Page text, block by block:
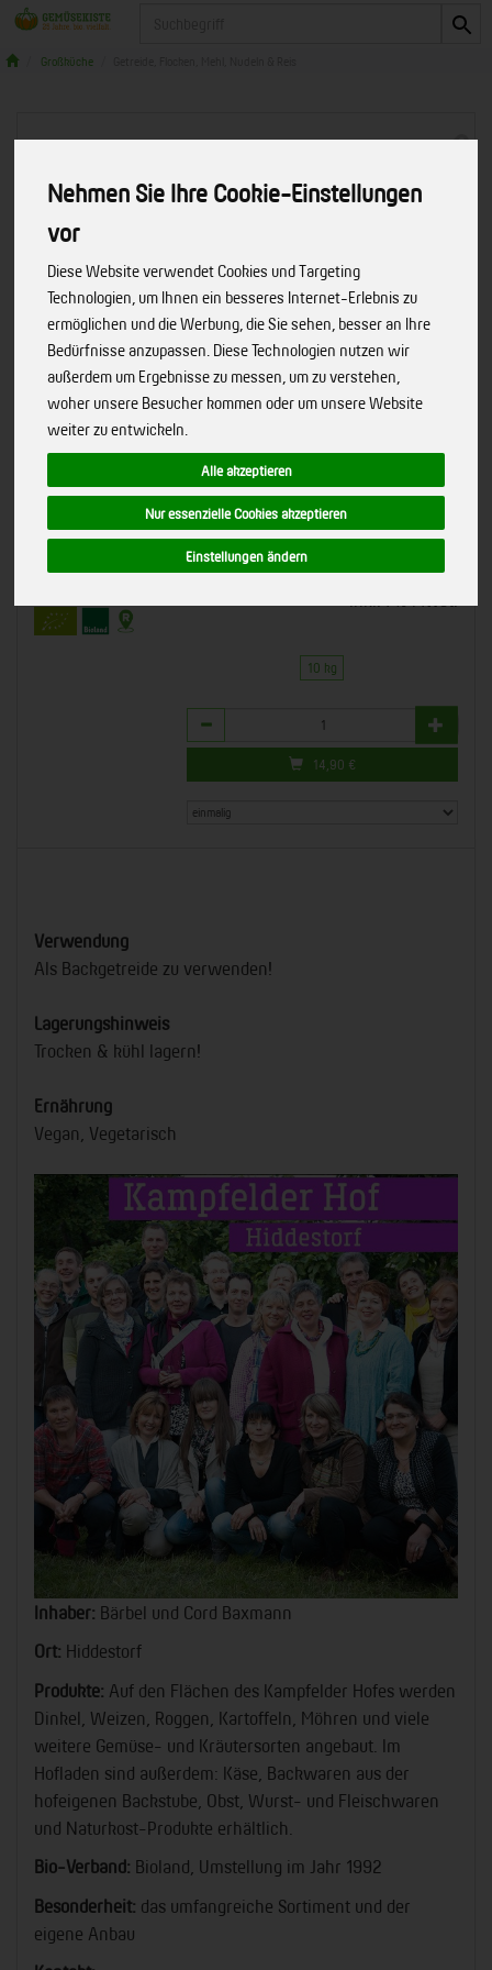
Nehmen Sie Ihre Cookie-Einstellungen
vor
Diese Website verwendet Cookies und Targeting
Technologien, um Ihnen ein besseres Internet-Erlebnis zu
ermöglichen und die Werbung, die Sie sehen, besser an Ihre
Bedürfnisse anzupassen. Diese Technologien nutzen wir
außerdem um Ergebnisse zu messen, um zu verstehen,
woher unsere Besucher kommen oder um unsere Website
weiter zu entwickeln.
Alle akzeptieren
Nur essenzielle Cookies akzeptieren
Einstellungen ändern
Großküche
Roggen 10 kg
Direkt vom Kampfelder Hof!
Art.-Nr.
Kampfelder Hof, Hiddestorf
14,90 € * / 10 kg
(1,49 € / kg)
10 kg
Anzahl
14,90 €
Verwendung
Als Backgetreide zu verwenden!
Lagerungshinweis
Trocken & kühl lagern!
Ernährung
Vegan, Vegetarisch
Inhaber: Bärbel und Cord Baxmann
Ort: Hiddestorf
Produkte: Auf den Flächen des Kampfelder Hofes werden
Dinkel, Weizen, Roggen, Kartoffeln, Möhren und viele
weitere Gemüse- und Kräutersorten angebaut. Im
Hofladen sind außerdem: Käse, Backwaren aus der
hofeigenen Backstube, Obst, Wurst- und Fleischwaren
und Naturkost-Produkte erhältlich.
Bio-Verband: Bioland, Umstellung im Jahr 1992
Besonderheit: das umfangreiche Sortiment und der
eigene Anbau